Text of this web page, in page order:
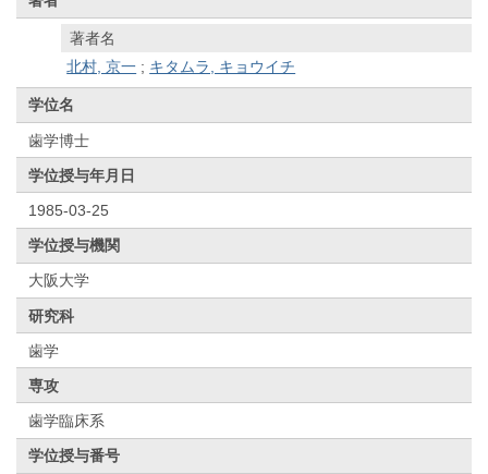
著者名
北村, 京一 ; キタムラ, キョウイチ
学位名
歯学博士
学位授与年月日
1985-03-25
学位授与機関
大阪大学
研究科
歯学
専攻
歯学臨床系
学位授与番号